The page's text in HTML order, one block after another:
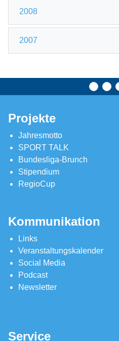
2008
2007
Projekte
Jahresmotto
SPORT TALK
Bundesliga-Brunch
Stipendium
RegioCup
Kommunikation
Links
Veranstaltungskalender
Social Media
Podcast
Newsletter
Service